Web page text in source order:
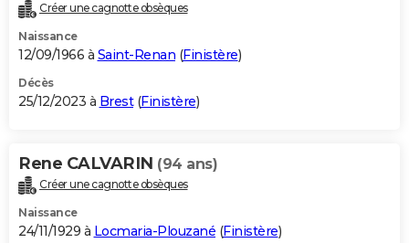
Créer une cagnotte obsèques
Naissance
12/09/1966 à Saint-Renan (Finistère)
Décès
25/12/2023 à Brest(Finistère)
Rene CALVARIN (94 ans)
Créer une cagnotte obsèques
Naissance
24/11/1929 à Locmaria-Plouzané (Finistère)